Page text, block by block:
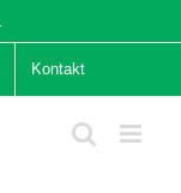
Kontakt